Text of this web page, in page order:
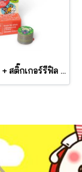
สมุดกิจกรรม + สติ๊กเกอร์รีฟิล ตีมสัตว์ Mini Activity Pad & Refill Stickers Pets รุ่น 50297 ยี่ห้อ Melissa & Dou